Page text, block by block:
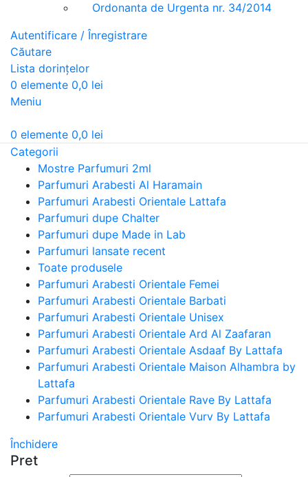
Ordonanta de Urgenta nr. 34/2014
Autentificare / Înregistrare
Căutare
Lista dorințelor
0 elemente 0,0 lei
Meniu
0 elemente 0,0 lei
Categorii
Mostre Parfumuri 2ml
Parfumuri Arabesti Al Haramain
Parfumuri Arabesti Orientale Lattafa
Parfumuri dupe Chalter
Parfumuri dupe Made in Lab
Parfumuri lansate recent
Toate produsele
Parfumuri Arabesti Orientale Femei
Parfumuri Arabesti Orientale Barbati
Parfumuri Arabesti Orientale Unisex
Parfumuri Arabesti Orientale Ard Al Zaafaran
Parfumuri Arabesti Orientale Asdaaf By Lattafa
Parfumuri Arabesti Orientale Maison Alhambra by
Lattafa
Parfumuri Arabesti Orientale Rave By Lattafa
Parfumuri Arabesti Orientale Vurv By Lattafa
Închidere
Pret